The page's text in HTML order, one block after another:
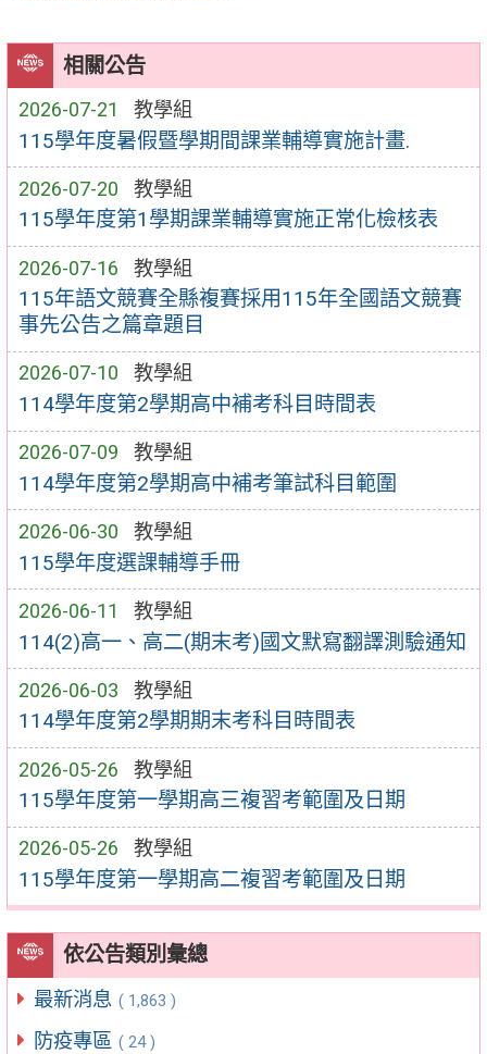
相關公告
2026-07-21 教學組
115學年度暑假暨學期間課業輔導實施計畫.
2026-07-20 教學組
115學年度第1學期課業輔導實施正常化檢核表
2026-07-16 教學組
115年語文競賽全縣複賽採用115年全國語文競賽
事先公告之篇章題目
2026-07-10 教學組
114學年度第2學期高中補考科目時間表
2026-07-09 教學組
114學年度第2學期高中補考筆試科目範圍
2026-06-30 教學組
115學年度選課輔導手冊
2026-06-11 教學組
114(2)高一、高二(期末考)國文默寫翻譯測驗通知
2026-06-03 教學組
114學年度第2學期期末考科目時間表
2026-05-26 教學組
115學年度第一學期高三複習考範圍及日期
2026-05-26 教學組
115學年度第一學期高二複習考範圍及日期
依公告類別彙總
最新消息 ( 1,863 )
防疫專區 ( 24 )